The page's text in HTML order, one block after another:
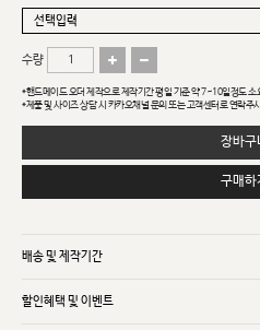
수량
*핸드메이드 오더 제작으로 제작기간 평일 기준 약 7~10일정도 소
*제품 및 사이즈 상담 시 카카오채널 문의 또는 고객센터로 연락주
장바구
구매하
배송 및 제작기간
할인혜택 및 이벤트